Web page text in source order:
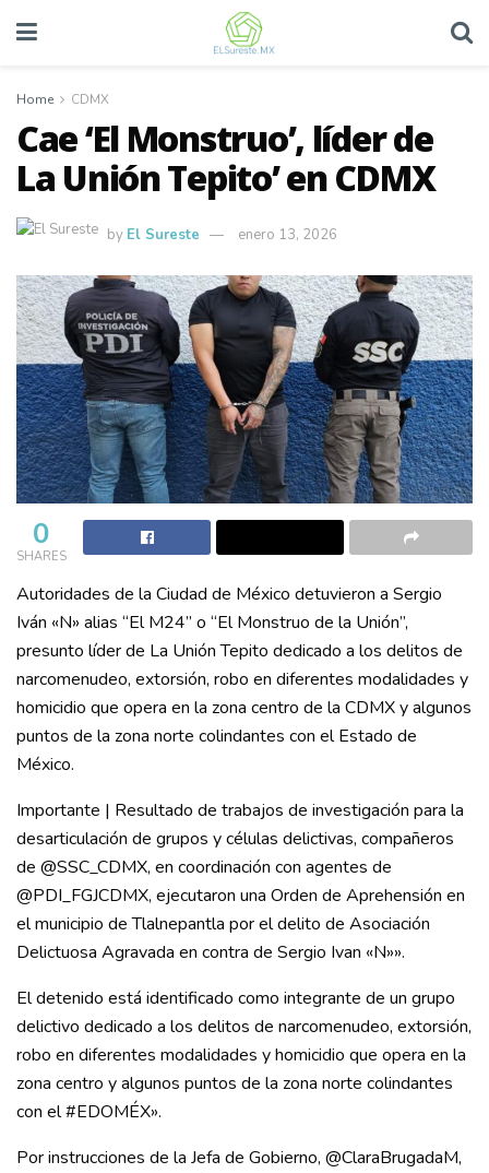
Home CDMX
Cae ‘El Monstruo’, líder de
La Unión Tepito’ en CDMX
by El Sureste enero 13, 2026
0
SHARES
Autoridades de la Ciudad de México detuvieron a Sergio
Iván «N» alias “El M24” o “El Monstruo de la Unión”,
presunto líder de La Unión Tepito dedicado a los delitos de
narcomenudeo, extorsión, robo en diferentes modalidades y
homicidio que opera en la zona centro de la CDMX y algunos
puntos de la zona norte colindantes con el Estado de
México.
Importante | Resultado de trabajos de investigación para la
desarticulación de grupos y células delictivas, compañeros
de @SSC_CDMX, en coordinación con agentes de
@PDI_FGJCDMX, ejecutaron una Orden de Aprehensión en
el municipio de Tlalnepantla por el delito de Asociación
Delictuosa Agravada en contra de Sergio Ivan «N»».
El detenido está identificado como integrante de un grupo
delictivo dedicado a los delitos de narcomenudeo, extorsión,
robo en diferentes modalidades y homicidio que opera en la
zona centro y algunos puntos de la zona norte colindantes
con el #EDOMÉX».
Por instrucciones de la Jefa de Gobierno, @ClaraBrugadaM,